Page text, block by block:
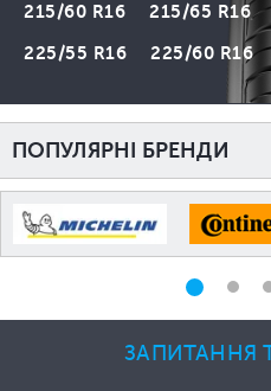
ЗАПИТАННЯ
215/60 R16
215/65 R16
225/55 R16
225/60 R16
ПОПУЛЯРНІ БРЕНДИ